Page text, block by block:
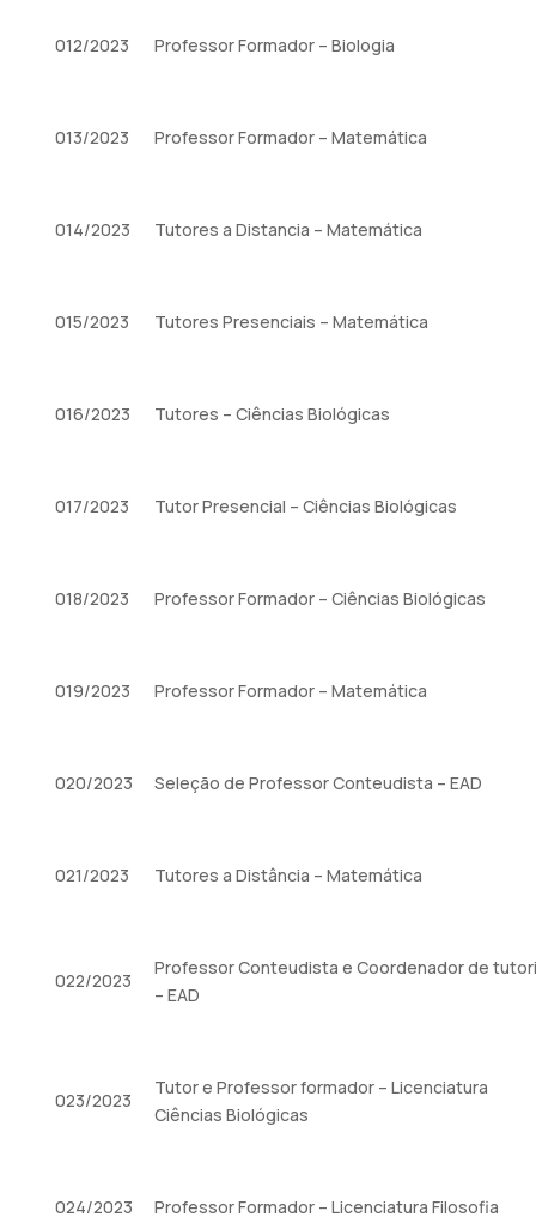
012/2023 Professor Formador – Biologia
013/2023 Professor Formador – Matemática
014/2023 Tutores a Distancia – Matemática
015/2023 Tutores Presenciais – Matemática
016/2023 Tutores – Ciências Biológicas
017/2023 Tutor Presencial – Ciências Biológicas
018/2023 Professor Formador – Ciências Biológicas
019/2023 Professor Formador – Matemática
020/2023 Seleção de Professor Conteudista – EAD
021/2023 Tutores a Distância – Matemática
022/2023
Professor Conteudista e Coordenador de
– EAD
023/2023
Tutor e Professor formador – Licenciatura
Ciências Biológicas
024/2023 Professor Formador – Licenciatura Filosofia